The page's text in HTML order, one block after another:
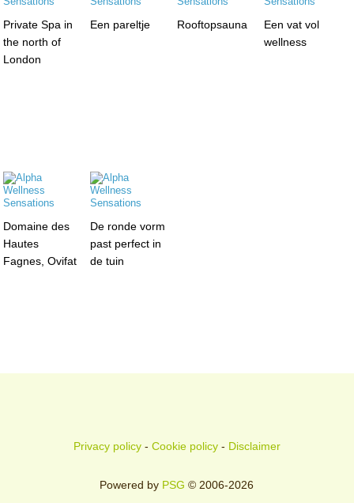
Private Spa in
the north of
London
Een pareltje Rooftopsauna
Een vat vol
wellness
Domaine des
Hautes
Fagnes, Ovifat
De ronde vorm
past perfect in
de tuin
Privacy policy- Cookie policy- Disclaimer
Powered by PSG © 2006-2026